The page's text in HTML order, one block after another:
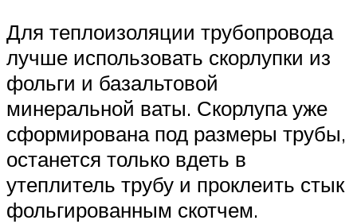
Для теплоизоляции трубопровода
лучше использовать скорлупки из
фольги и базальтовой
минеральной ваты. Скорлупа уже
сформирована под размеры трубы,
останется только вдеть в
утеплитель трубу и проклеить стык
фольгированным скотчем.